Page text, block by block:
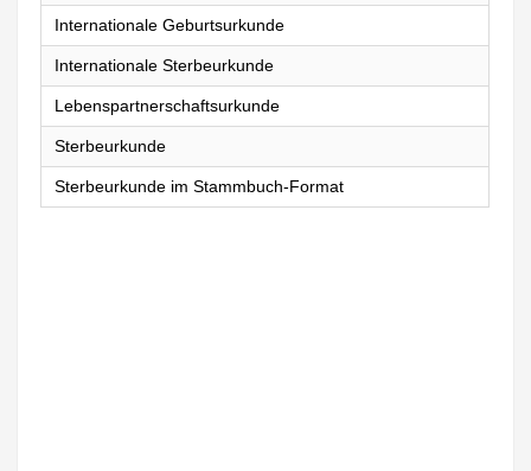
Internationale Geburtsurkunde
Internationale Sterbeurkunde
Lebenspartnerschaftsurkunde
Sterbeurkunde
Sterbeurkunde im Stammbuch-Format